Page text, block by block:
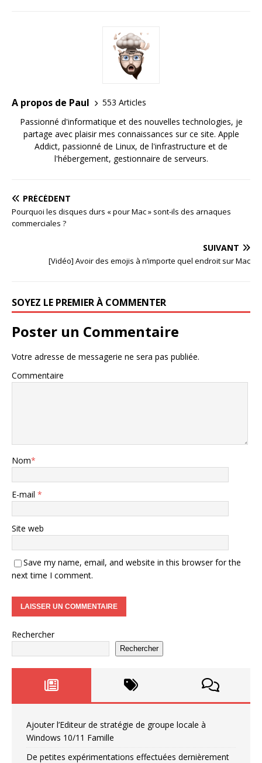
A propos de Paul
553 Articles
Passionné d'informatique et des nouvelles technologies, je
partage avec plaisir mes connaissances sur ce site. Apple
Addict, passionné de Linux, de l'infrastructure et de
l'hébergement, gestionnaire de serveurs.
PRÉCÉDENT
Pourquoi les disques durs « pour Mac » sont-ils des arnaques
commerciales ?
SUIVANT
[Vidéo] Avoir des emojis à n’importe quel endroit sur Mac
SOYEZ LE PREMIER À COMMENTER
Poster un Commentaire
Votre adresse de messagerie ne sera pas publiée.
Commentaire
Nom*
E-mail *
Site web
Save my name, email, and website in this browser for the
next time I comment.
Rechercher
Rechercher
Ajouter l’Editeur de stratégie de groupe locale à
Windows 10/11 Famille
De petites expérimentations effectuées dernièrement